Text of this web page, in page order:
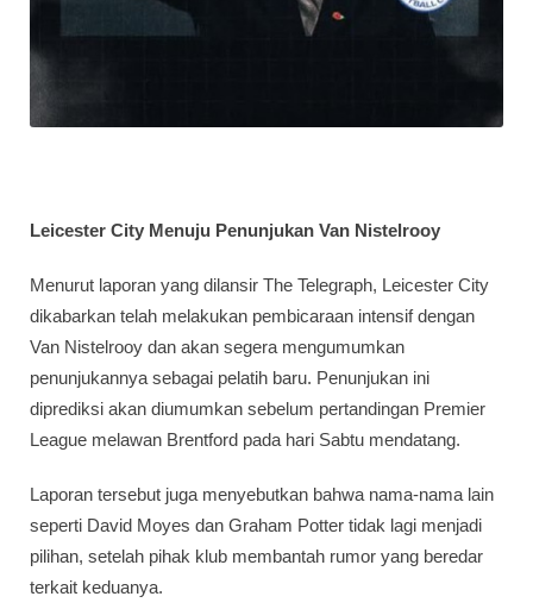
Leicester City Menuju Penunjukan Van Nistelrooy
Menurut laporan yang dilansir The Telegraph, Leicester City
dikabarkan telah melakukan pembicaraan intensif dengan
Van Nistelrooy dan akan segera mengumumkan
penunjukannya sebagai pelatih baru. Penunjukan ini
diprediksi akan diumumkan sebelum pertandingan Premier
League melawan Brentford pada hari Sabtu mendatang.
Laporan tersebut juga menyebutkan bahwa nama-nama lain
seperti David Moyes dan Graham Potter tidak lagi menjadi
pilihan, setelah pihak klub membantah rumor yang beredar
terkait keduanya.